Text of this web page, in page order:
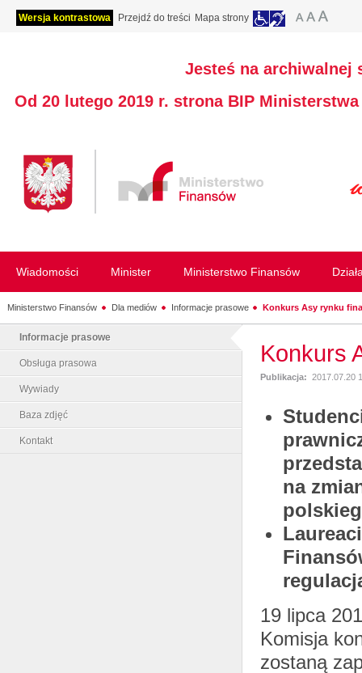
Wersja kontrastowa Przejdź do treści Mapa strony
Jesteś na archiwalnej
Od 20 lutego 2019 r. strona BIP
Wiadomości Minister Ministerstwo Finansów
Ministerstwo Finansów Dla mediów Informacje prasowe Konkurs Asy rynku
Informacje prasowe
Obsługa prasowa
Wywiady
Baza zdjęć
Kontakt
Konkurs
Publikacja: 2017.07.20
na
19 lipca
Komisja
zostaną